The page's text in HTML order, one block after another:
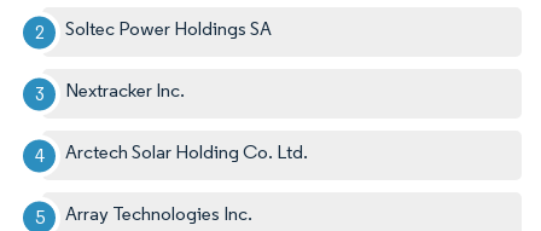
Soltec Power Holdings SA
Nextracker Inc.
Arctech Solar Holding Co. Ltd.
Array Technologies Inc.